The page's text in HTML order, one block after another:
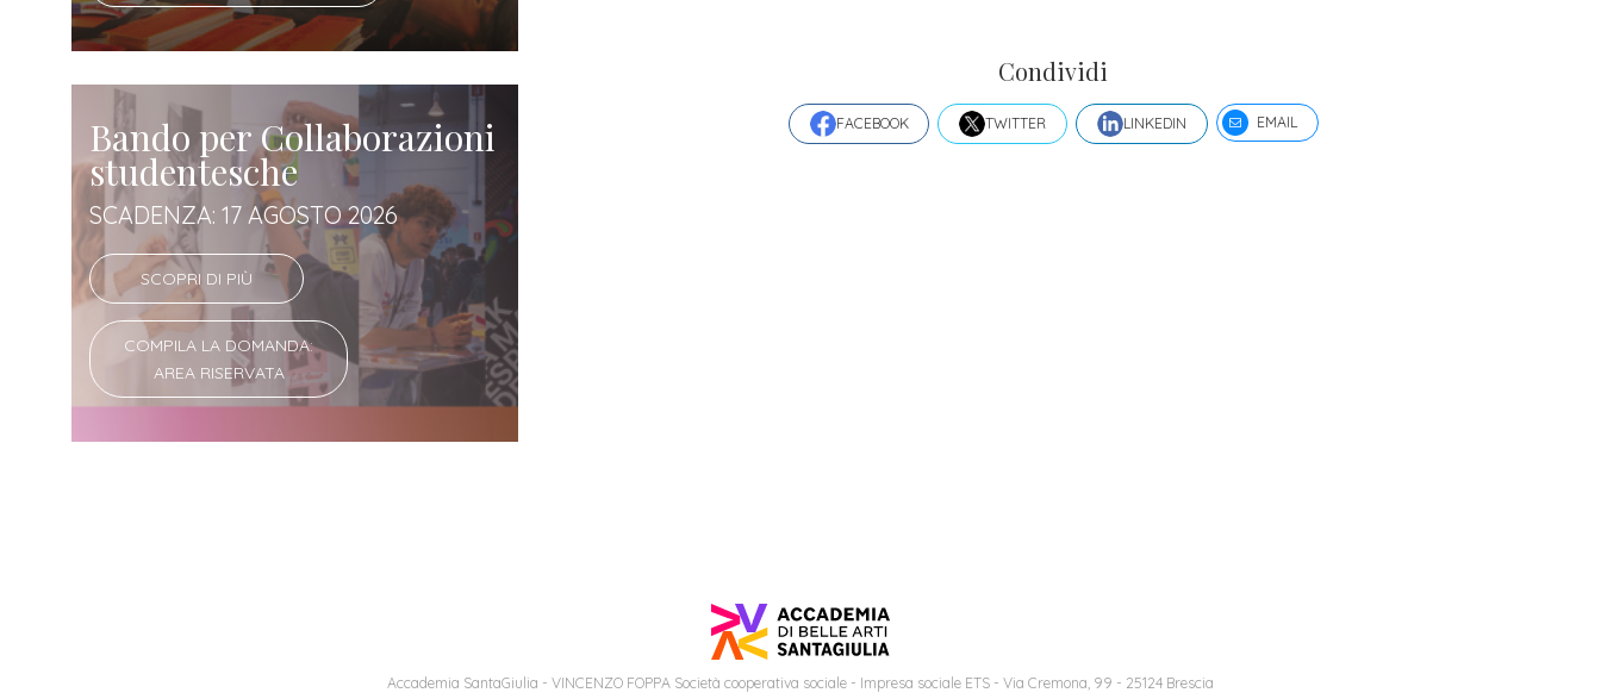
Bando per Collaborazioni
studentesche
SCADENZA: 17 AGOSTO 2026
SCOPRI DI PIÙ
COMPILA LA DOMANDA:
AREA RISERVATA
Condividi
FACEBOOK TWITTER LINKEDIN EMAIL
Accademia SantaGiulia - VINCENZO FOPPA Società cooperativa sociale - Impresa sociale ETS - Via Cremona, 99 - 25124 Brescia